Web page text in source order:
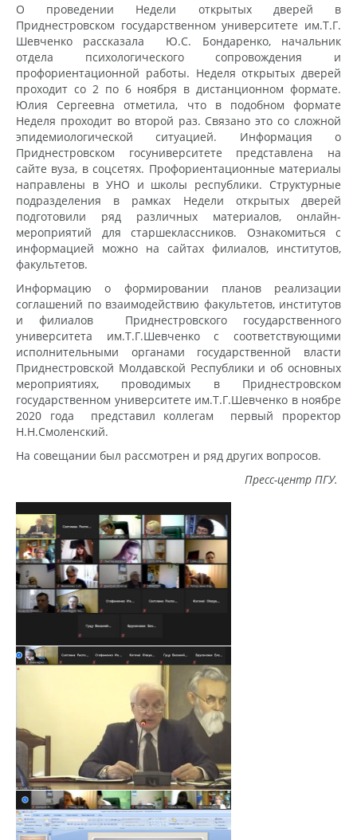
О проведении Недели открытых дверей в
Приднестровском государственном университете им.Т.Г.
Шевченко рассказала Ю.С. Бондаренко, начальник
отдела психологического сопровождения и
профориентационной работы. Неделя открытых дверей
проходит со 2 по 6 ноября в дистанционном формате.
Юлия Сергеевна отметила, что в подобном формате
Неделя проходит во второй раз. Связано это со сложной
эпидемиологической ситуацией. Информация о
Приднестровском госуниверситете представлена на
сайте вуза, в соцсетях. Профориентационные материалы
направлены в УНО и школы республики. Структурные
подразделения в рамках Недели открытых дверей
подготовили ряд различных материалов, онлайн-
мероприятий для старшеклассников. Ознакомиться с
информацией можно на сайтах филиалов, институтов,
факультетов.
Информацию о формировании планов реализации
соглашений по взаимодействию факультетов, институтов
и филиалов Приднестровского государственного
университета им.Т.Г.Шевченко с соответствующими
исполнительными органами государственной власти
Приднестровской Молдавской Республики и об основных
мероприятиях, проводимых в Приднестровском
государственном университете им.Т.Г.Шевченко в ноябре
2020 года представил коллегам первый проректор
Н.Н.Смоленский.
На совещании был рассмотрен и ряд других вопросов.
Пресс-центр ПГУ.